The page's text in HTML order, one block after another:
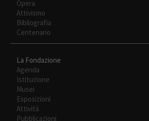
Opera
Attivismo
Bibliografia
Centenario
La Fondazione
Agenda
Istituzione
Musei
Esposizioni
Attività
Pubblicazioni